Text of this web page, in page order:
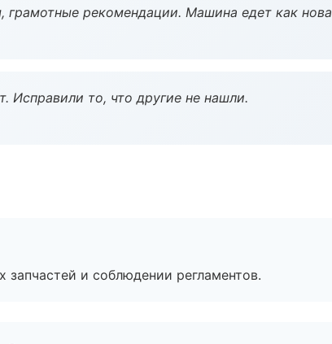
рекомендации. Машина едет как
Исправили то, что другие не нашли.
и соблюдении регламентов.